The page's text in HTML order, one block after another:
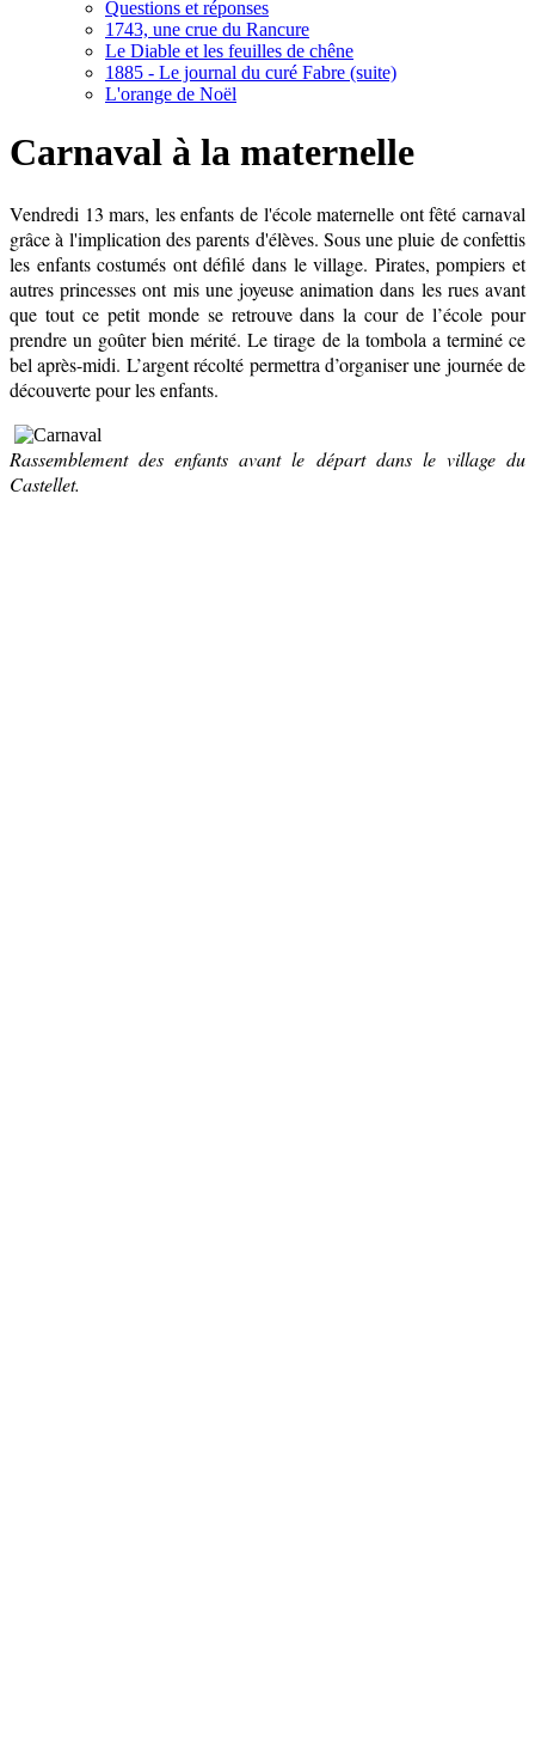
Questions et réponses
1743, une crue du Rancure
Le Diable et les feuilles de chêne
1885 - Le journal du curé Fabre (suite)
L'orange de Noël
Carnaval à la maternelle
Vendredi 13 mars, les enfants de l'école maternelle ont fêté carnaval
grâce à l'implication des parents d'élèves. Sous une pluie de confettis
les enfants costumés ont défilé dans le village. Pirates, pompiers et
autres princesses ont mis une joyeuse animation dans les rues avant
que tout ce petit monde se retrouve dans la cour de l’école pour
prendre un goûter bien mérité. Le tirage de la tombola a terminé ce
bel après-midi. L’argent récolté permettra d’organiser une journée de
découverte pour les enfants.
Rassemblement des enfants avant le départ dans le village du
Castellet.